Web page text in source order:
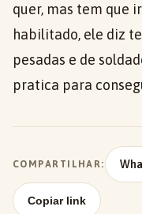
quer, mas tem que
habilitado, ele diz
pesadas e de
pratica para
COMPARTILHAR:
Copiar link